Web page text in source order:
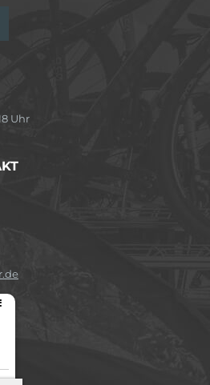
Uhr
⠇